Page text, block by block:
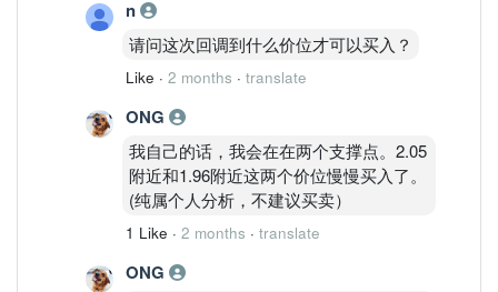
n
请问这次回调到什么价位才可以买入？
Like · 2 months · translate
ONG
我自己的话，我会在在两个支撑点。2.05
附近和1.96附近这两个价位慢慢买入了。
(纯属个人分析，不建议买卖）
1 Like · 2 months · translate
ONG